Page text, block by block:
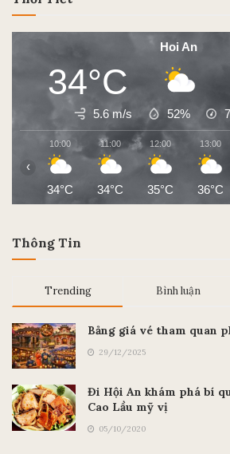
Hoi An
34°C
5.6 m/s 52%
10:00
34°C
11:00
34°C
12:00
35°C
13:00
36°C
‹
Thông Tin
Trending Bình luận
Bảng giá vé tham quan
29/12/2025
Đi Hội An khám phá bí
Cao Lầu mỹ vị
05/10/2020